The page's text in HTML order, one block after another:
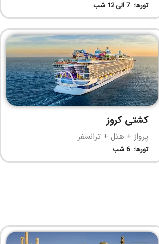
تورها: 7 الی 12 شب
کشتی کروز
پرواز + هتل + ترانسفر
تورها: 6 شب